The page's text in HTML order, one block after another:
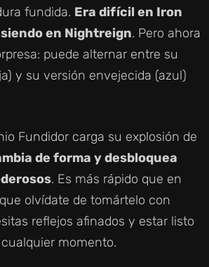
fundida. Era difícil en Iron
en Nightreign. Pero ahora
puede alternar entre su
y su versión envejecida (azul)
Fundidor carga su explosión de
de forma y desbloquea
. Es más rápido que en
olvídate de tomártelo con
reflejos afinados y estar listo
momento.